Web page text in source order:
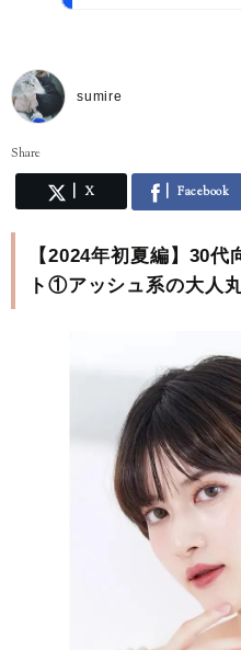
sumire
Share
X Facebook
【2024年初夏編】30
ト①アッシュ系の大人